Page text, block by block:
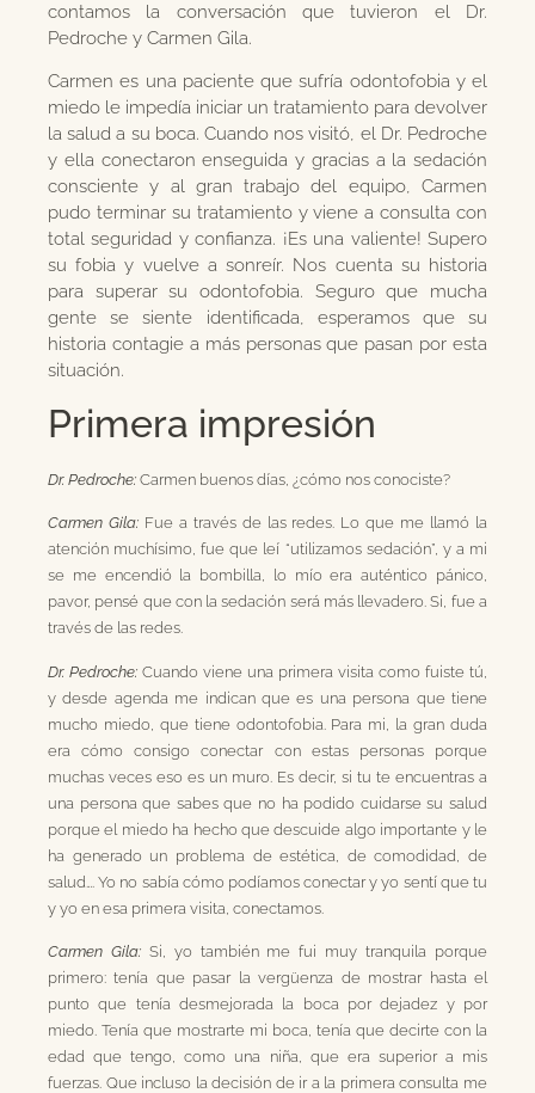
contamos la conversación que tuvieron el Dr.
Pedroche y Carmen Gila.
Carmen es una paciente que sufría odontofobia y el
miedo le impedía iniciar un tratamiento para devolver
la salud a su boca. Cuando nos visitó, el Dr. Pedroche
y ella conectaron enseguida y gracias a la sedación
consciente y al gran trabajo del equipo, Carmen
pudo terminar su tratamiento y viene a consulta con
total seguridad y confianza. ¡Es una valiente! Supero
su fobia y vuelve a sonreír. Nos cuenta su historia
para superar su odontofobia. Seguro que mucha
gente se siente identificada, esperamos que su
historia contagie a más personas que pasan por esta
situación.
Primera impresión
Dr. Pedroche:Carmen buenos días, ¿cómo nos conociste?
Carmen Gila:Fue a través de las redes. Lo que me llamó la
atención muchísimo, fue que leí “utilizamos sedación”, y a mi
se me encendió la bombilla, lo mío era auténtico pánico,
pavor, pensé que con la sedación será más llevadero. Si, fue a
través de las redes.
Dr. Pedroche: Cuando viene una primera visita como fuiste tú,
y desde agenda me indican que es una persona que tiene
mucho miedo, que tiene odontofobia. Para mi, la gran duda
era cómo consigo conectar con estas personas porque
muchas veces eso es un muro. Es decir, si tu te encuentras a
una persona que sabes que no ha podido cuidarse su salud
porque el miedo ha hecho que descuide algo importante y le
ha generado un problema de estética, de comodidad, de
salud…. Yo no sabía cómo podíamos conectar y yo sentí que tu
y yo en esa primera visita, conectamos.
Carmen Gila:Si, yo también me fui muy tranquila porque
primero: tenía que pasar la vergüenza de mostrar hasta el
punto que tenía desmejorada la boca por dejadez y por
miedo. Tenía que mostrarte mi boca, tenía que decirte con la
edad que tengo, como una niña, que era superior a mis
fuerzas. Que incluso la decisión de ir a la primera consulta me